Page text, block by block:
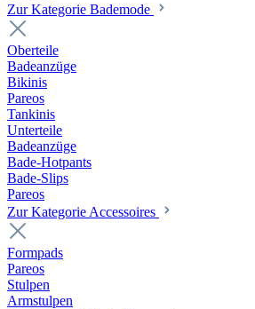
Zur Kategorie Bademode
Oberteile
Badeanzüge
Bikinis
Pareos
Tankinis
Unterteile
Badeanzüge
Bade-Hotpants
Bade-Slips
Pareos
Zur Kategorie Accessoires
Formpads
Pareos
Stulpen
Armstulpen